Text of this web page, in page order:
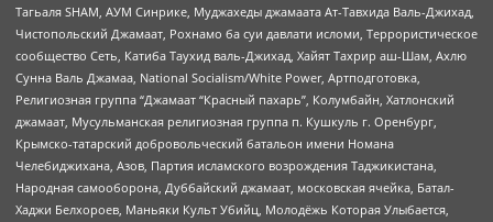
Тагьаля SHAM, АУМ Синрике, Муджахеды джамаата Ат-Тавхида Валь-Джихад,
Чистопольский Джамаат, Рохнамо ба суи давлати исломи, Террористическое
сообщество Сеть, Катиба Таухид валь-Джихад, Хайят Тахрир аш-Шам, Ахлю
Сунна Валь Джамаа, National Socialism/White Power, Артподготовка,
Религиозная группа “Джамаат “Красный пахарь”, Колумбайн, Хатлонский
джамаат, Мусульманская религиозная группа п. Кушкуль г. Оренбург,
Крымско-татарский добровольческий батальон имени Номана
Челебиджихана, Азов, Партия исламского возрождения Таджикистана,
Народная самооборона, Дуббайский джамаат, московская ячейка, Батал-
Хаджи Белхороев, Маньяки Культ Убийц, Молодёжь Которая Улыбается,